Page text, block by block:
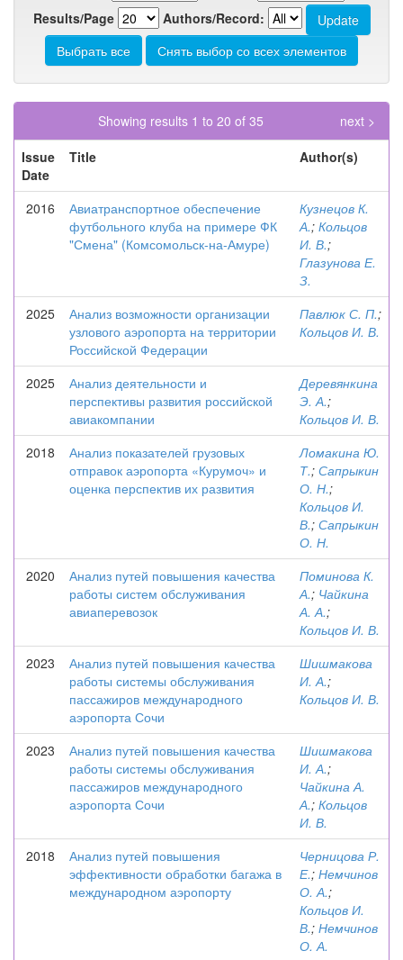
Results/Page
Authors/Record:
Showing results 1 to 20 of 35
next >
Issue
Date
Title Author(s)
2016
Авиатранспортное обеспечение
футбольного клуба на примере ФК
"Смена" (Комсомольск-на-Амуре)
Кузнецов К.
А.; Кольцов
И. В.;
Глазунова Е.
З.
2025
Анализ возможности организации
узлового аэропорта на территории
Российской Федерации
Павлюк С. П.;
Кольцов И. В.
2025
Анализ деятельности и
перспективы развития российской
авиакомпании
Деревянкина
Э. А.;
Кольцов И. В.
2018
Анализ показателей грузовых
отправок аэропорта «Курумоч» и
оценка перспектив их развития
Ломакина Ю.
Т.; Сапрыкин
О. Н.;
Кольцов И.
В.; Сапрыкин
О. Н.
2020
Анализ путей повышения качества
работы систем обслуживания
авиаперевозок
Поминова К.
А.; Чайкина
А. А.;
Кольцов И. В.
2023
Анализ путей повышения качества
работы системы обслуживания
пассажиров международного
аэропорта Сочи
Шишмакова
И. А.;
Кольцов И. В.
2023
Анализ путей повышения качества
работы системы обслуживания
пассажиров международного
аэропорта Сочи
Шишмакова
И. А.;
Чайкина А.
А.; Кольцов
И. В.
2018
Анализ путей повышения
эффективности обработки багажа в
международном аэропорту
Черницова Р.
Е.; Немчинов
О. А.;
Кольцов И.
В.; Немчинов
О. А.